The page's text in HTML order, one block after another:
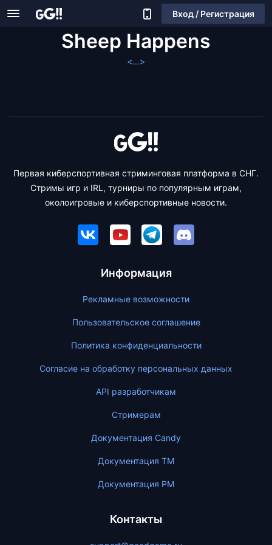
Вход / Регистрация
Sheep Happens
<...>
Первая киберспортивная стриминговая платформа в СНГ.
Стримы игр и IRL, турниры по популярным играм,
околоигровые и киберспортивные новости.
Информация
Рекламные возможности
Пользовательское соглашение
Политика конфиденциальности
Согласие на обработку персональных данных
API разработчикам
Стримерам
Документация Candy
Документация ТМ
Документация PM
Контакты